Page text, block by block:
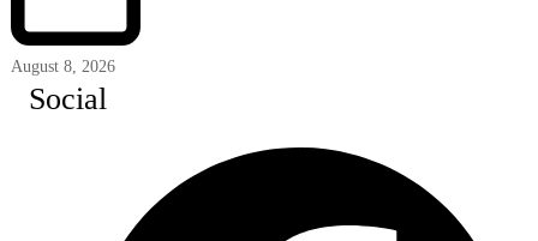
August 8, 2026
Social